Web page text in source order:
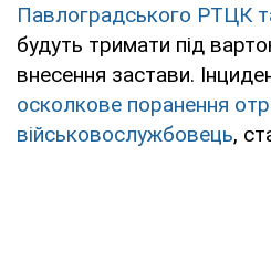
Павлоградського РТЦК
будуть тримати під
внесення застави.
осколкове поранення
військовослужбовець,